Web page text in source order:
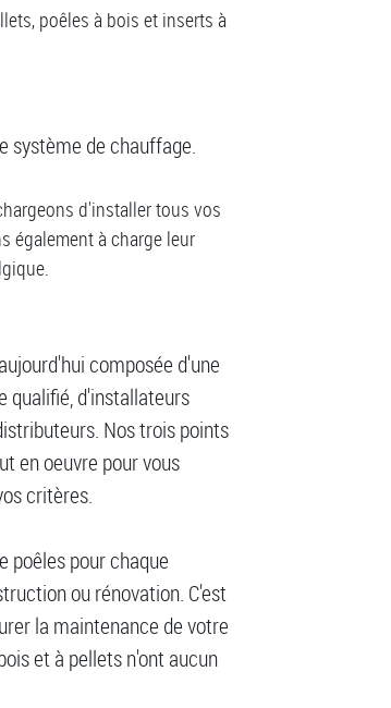
poêles à bois et inserts à
système de chauffage.
d'installer tous vos
également à charge leur
composée d'une
qualifié, d'installateurs
Nos trois points
en oeuvre pour vous
critères.
poêles pour chaque
ou rénovation. C'est
la maintenance de votre
et à pellets n'ont aucun